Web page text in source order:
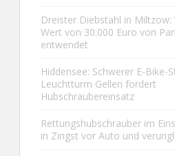
Dreister Diebstahl in
Wert von 30.000 Euro von
entwendet
Hiddensee: Schwerer E-Bike-
Leuchtturm Gellen fordert
Hubschraubereinsatz
Rettungshubschrauber im
in Zingst vor Auto und